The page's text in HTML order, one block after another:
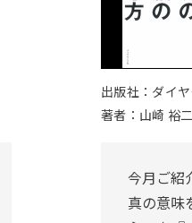
出版社：ダイ
著者：山崎 裕
今月ご紹
真の意味